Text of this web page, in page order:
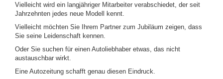
Vielleicht wird ein langjähriger Mitarbeiter verabschiedet, der seit
Jahrzehnten jedes neue Modell kennt.
Vielleicht möchten Sie Ihrem Partner zum Jubiläum zeigen, dass
Sie seine Leidenschaft kennen.
Oder Sie suchen für einen Autoliebhaber etwas, das nicht
austauschbar wirkt.
Eine Autozeitung schafft genau diesen Eindruck.